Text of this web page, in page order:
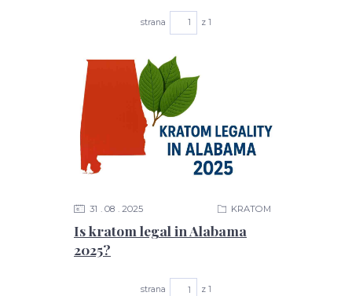
strana z 1
Is kratom legal in Alabama
2025?
31 08 2025 KRATOM
strana z 1